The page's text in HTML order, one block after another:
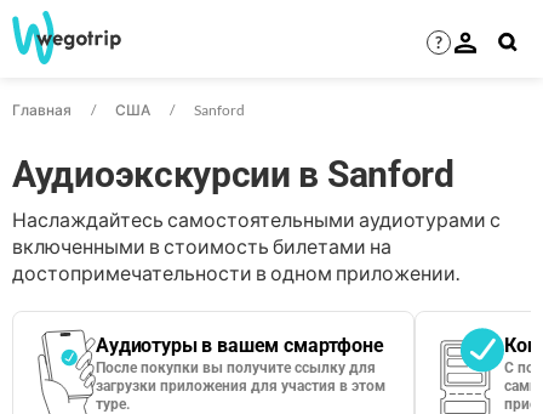
?
Главная США Sanford
Аудиоэкскурсии в Sanford
Наслаждайтесь самостоятельными аудиотурами с
включенными в стоимость билетами на
достопримечательности в одном приложении.
Аудиотуры в вашем смартфоне
После покупки вы получите ссылку для
загрузки приложения для участия в этом
туре.
С
сами